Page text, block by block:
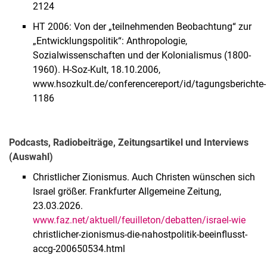
2124
HT 2006: Von der „teilnehmenden Beobachtung“ zur
„Entwicklungspolitik“: Anthropologie,
Sozialwissenschaften und der Kolonialismus (1800-
1960). H-Soz-Kult, 18.10.2006,
www.hsozkult.de/conferencereport/id/tagungsberichte-
1186
Podcasts, Radiobeiträge, Zeitungsartikel und Interviews
(Auswahl)
Christlicher Zionismus. Auch Christen wünschen sich
Israel größer. Frankfurter Allgemeine Zeitung,
23.03.2026.
www.faz.net/aktuell/feuilleton/debatten/israel-wie
christlicher-zionismus-die-nahostpolitik-beeinflusst-
accg-200650534.html